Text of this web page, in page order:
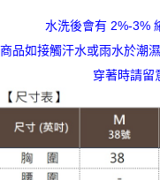
大嘴鳥宅配通
每筆NT$100，滿
貨到付款
每筆NT$120
水洗後會有 2%-3%
商品如接觸汗水或雨水於潮
穿著時請留